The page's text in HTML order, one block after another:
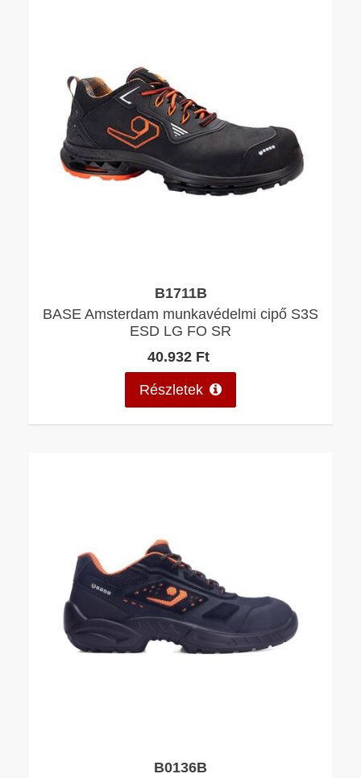
B1711B
BASE Amsterdam munkavédelmi cipő S3S
ESD LG FO SR
40.932 Ft
Részletek
B0136B